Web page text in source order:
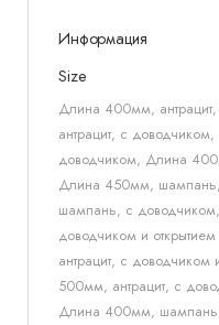
Информация
Size
Длина 400мм,
антрацит, с
доводчиком, Длина
Длина 450мм,
шампань, с
доводчиком и
антрацит, с доводчиком
500мм, антрацит, с
Длина 400мм, шампань,